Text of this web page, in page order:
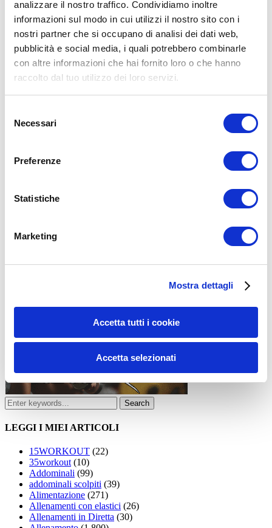
analizzare il nostro traffico. Condividiamo inoltre
informazioni sul modo in cui utilizzi il nostro sito con i
nostri partner che si occupano di analisi dei dati web,
pubblicità e social media, i quali potrebbero combinarle
con altre informazioni che hai fornito loro o che hanno
raccolto dal tuo utilizzo dei loro servizi.
delNecessari
Preferenze
Statistiche
Marketing
Mostra dettagli
Accetta tutti i cookie
Accetta selezionati
15WORKOUT SCARICA ORA
LEGGI I MIEI ARTICOLI
15WORKOUT (22)
35workout(10)
Addominali (99)
addominali scolpiti (39)
Alimentazione (271)
Allenamenti con elastici (26)
Allenamenti in Diretta (30)